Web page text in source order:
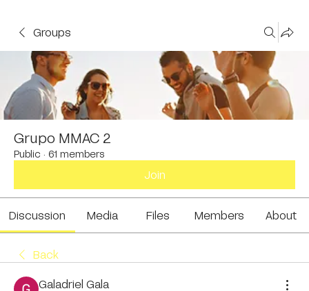
Groups
Grupo MMAC 2
Public · 61 members
Join
Discussion Media Files Members About
Back
Galadriel Gala